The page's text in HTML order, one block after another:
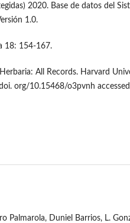
2020. Base de datos del
1.0.
18: 154-167.
All Records. Harvard
org/10.15468/o3pvnh
Palmarola, Duniel Barrios, L.